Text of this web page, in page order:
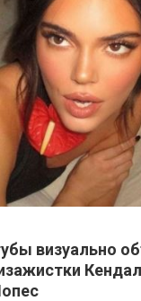
визуально